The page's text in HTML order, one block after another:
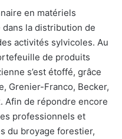
en matériels
dans la distribution de
activités sylvicoles. Au
de produits
s’est étoffé, grâce
Grenier-Franco, Becker,
Afin de répondre encore
professionnels et
du broyage forestier,